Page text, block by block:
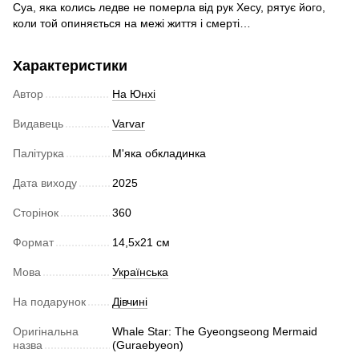
Суа, яка колись ледве не померла від рук Хесу, рятує його,
коли той опиняється на межі життя і смерті…
Характеристики
Автор На Юнхі
Видавець Varvar
Палітурка М'яка обкладинка
Дата виходу 2025
Сторінок 360
Формат 14,5x21 cм
Мова Українська
На подарунок Дівчині
Оригінальна
назва
Whale Star: The Gyeongseong Mermaid
(Guraebyeon)